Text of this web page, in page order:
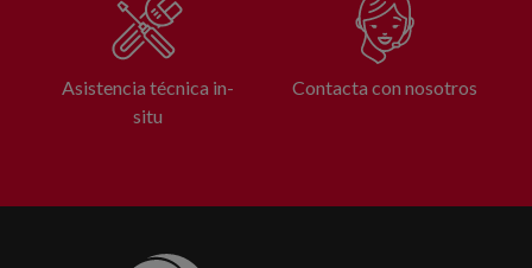
Asistencia técnica in-
situ
Contacta con nosotros